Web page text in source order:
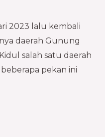
2023 lalu kembali
daerah Gunung
salah satu daerah
pekan ini